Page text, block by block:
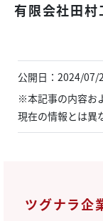
有限会社田
公開日：2024/07/
※本記事の内容お
現在の情報とは異
ツグナラ企